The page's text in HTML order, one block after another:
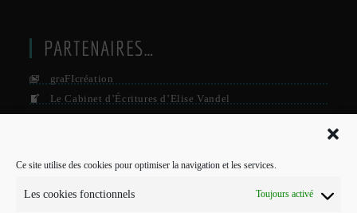
Ce site utilise des cookies pour optimiser la navigation et les services.
Les cookies fonctionnels Toujours activé
PARTENAIRES…
graFIcréation
Le Cabinet d’Écritures d’Elise Vandel
POUR ME CONTACTER…